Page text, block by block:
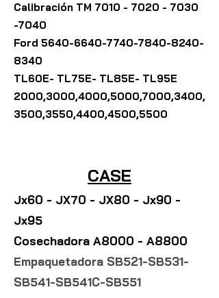
Calibración TM 7010 - 7020 - 7030
-7040
Ford 5640-6640-7740-7840-8240-
8340
TL60E- TL75E- TL85E- TL95E
2000,3000,4000,5000,7000,3400,
3500,3550,4400,4500,5500
CASE
Jx60 - JX70 - JX80 - Jx90 -
Jx95
Cosechadora A8000 - A8800
Empaquetadora SB521-SB531-
SB541-SB541C-SB551